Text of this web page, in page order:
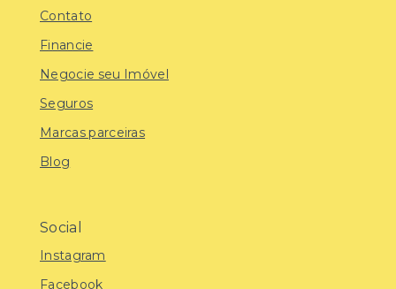
Contato
Financie
Negocie seu Imóvel
Seguros
Marcas parceiras
Blog
Social
Instagram
Facebook